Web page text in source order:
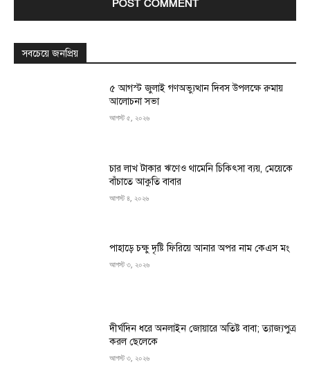
সবচেয়ে জনপ্রিয়
৫ আগস্ট জুলাই গণঅভ্যুত্থান দিবস উপলক্ষে রুমায়
আলোচনা সভা
আগস্ট ৫, ২০২৬
চার লাখ টাকার ঋণেও থামেনি চিকিৎসা ব্যয়, মেয়েকে
বাঁচাতে আকুতি বাবার
আগস্ট ৪, ২০২৬
পাহাড়ে চক্ষু দৃষ্টি ফিরিয়ে আনার অপর নাম কেএস মং
আগস্ট ৩, ২০২৬
দীর্ঘদিন ধরে অনলাইন জোয়ারে অতিষ্ট বাবা; ত্যাজ্যপুত্র
করল ছেলেকে
আগস্ট ৩, ২০২৬